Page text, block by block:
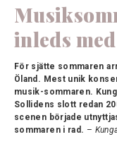
inleds
För sjätte sommaren
Öland. Mest unik
musik-sommaren.
Sollidens slott redan
scenen började
sommaren i rad. –